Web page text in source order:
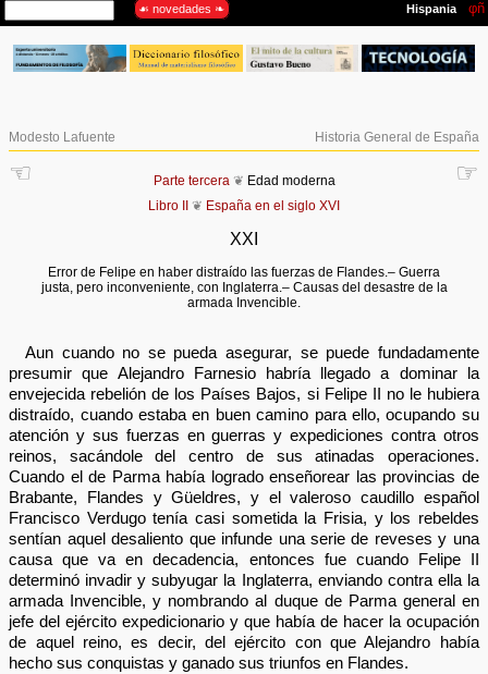
Modesto Lafuente Historia General de España
☜ ☞
Parte tercera ❦ Edad moderna
Libro II
❦ España en el siglo XVI
XXI
Error de Felipe en haber distraído las fuerzas de Flandes.– Guerra
justa, pero inconveniente, con Inglaterra.– Causas del desastre de la
armada Invencible.
Aun cuando no se pueda asegurar, se puede fundadamente
presumir que Alejandro Farnesio habría llegado a dominar la
envejecida rebelión de los Países Bajos, si Felipe II no le hubiera
distraído, cuando estaba en buen camino para ello, ocupando su
atención y sus fuerzas en guerras y expediciones contra otros
reinos, sacándole del centro de sus atinadas operaciones.
Cuando el de Parma había logrado enseñorear las provincias de
Brabante, Flandes y Güeldres, y el valeroso caudillo español
Francisco Verdugo tenía casi sometida la Frisia, y los rebeldes
sentían aquel desaliento que infunde una serie de reveses y una
causa que va en decadencia, entonces fue cuando Felipe II
determinó invadir y subyugar la Inglaterra, enviando contra ella la
armada Invencible, y nombrando al duque de Parma general en
jefe del ejército expedicionario y que había de hacer la ocupación
de aquel reino, es decir, del ejército con que Alejandro había
hecho sus conquistas y ganado sus triunfos en Flandes.